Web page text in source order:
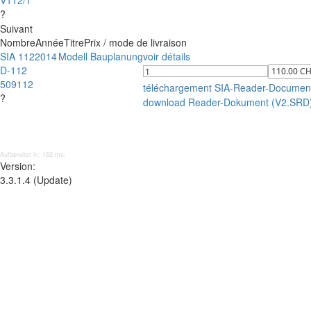
?
Suivant
NombreAnnéeTitrePrix / mode de livraison
SIA 112
D-112
509112
?
2014Modell Bauplanungvoir détails
téléchargement SIA-Reader-
download Reader-Dokument
Aufbereitet in: 162 ms;
Version:
3.3.1.4 (Update)